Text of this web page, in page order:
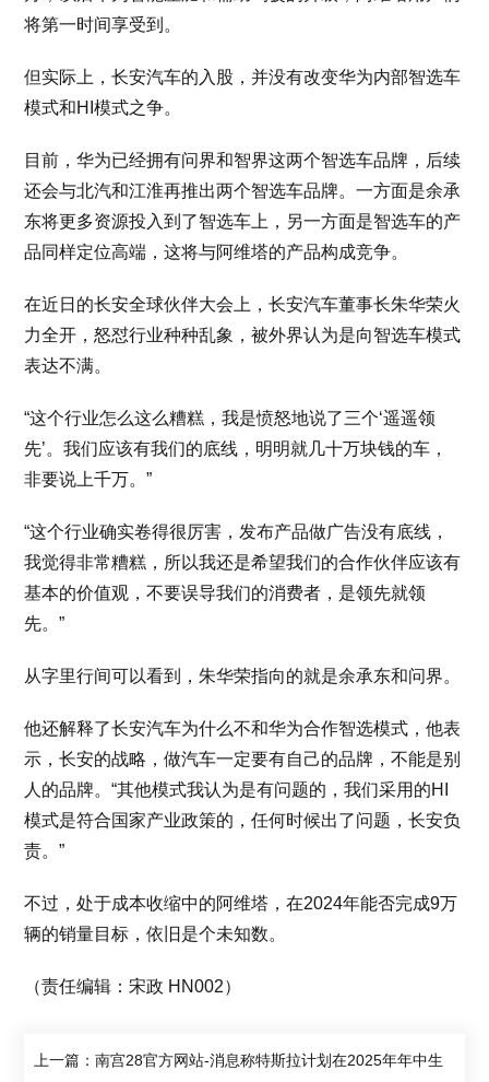
将第一时间享受到。
但实际上，长安汽车的入股，并没有改变华为内部智选车
模式和HI模式之争。
目前，华为已经拥有问界和智界这两个智选车品牌，后续
还会与北汽和江淮再推出两个智选车品牌。一方面是余承
东将更多资源投入到了智选车上，另一方面是智选车的产
品同样定位高端，这将与阿维塔的产品构成竞争。
在近日的长安全球伙伴大会上，长安汽车董事长朱华荣火
力全开，怒怼行业种种乱象，被外界认为是向智选车模式
表达不满。
“这个行业怎么这么糟糕，我是愤怒地说了三个‘遥遥领
先’。我们应该有我们的底线，明明就几十万块钱的车，
非要说上千万。”
“这个行业确实卷得很厉害，发布产品做广告没有底线，
我觉得非常糟糕，所以我还是希望我们的合作伙伴应该有
基本的价值观，不要误导我们的消费者，是领先就领
先。”
从字里行间可以看到，朱华荣指向的就是余承东和问界。
他还解释了长安汽车为什么不和华为合作智选模式，他表
示，长安的战略，做汽车一定要有自己的品牌，不能是别
人的品牌。“其他模式我认为是有问题的，我们采用的HI
模式是符合国家产业政策的，任何时候出了问题，长安负
责。”
不过，处于成本收缩中的阿维塔，在2024年能否完成9万
辆的销量目标，依旧是个未知数。
（责任编辑：宋政 HN002）
上一篇：南宫28官方网站-消息称特斯拉计划在2025年年中生